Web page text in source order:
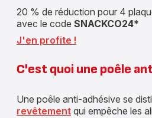
20 % de réduction pour 4
avec le code SNACKCO24*
J'en profite !
C'est quoi une poêle
Une poêle anti-adhésive se
revêtement qui empêche les